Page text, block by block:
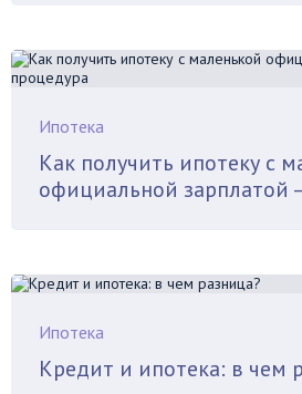
Ипотека
Как получить ипотеку с
официальной зарплатой
Ипотека
Кредит и ипотека: в чем